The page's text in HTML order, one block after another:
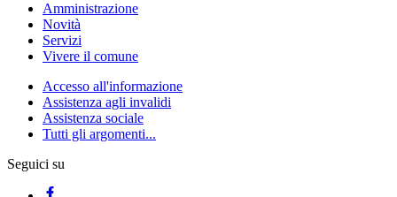
Amministrazione
Novità
Servizi
Vivere il comune
Accesso all'informazione
Assistenza agli invalidi
Assistenza sociale
Tutti gli argomenti...
Seguici su